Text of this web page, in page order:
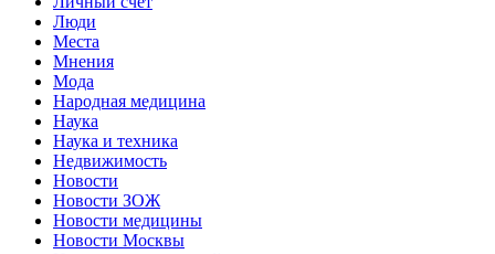
Люди
Места
Мнения
Мода
Народная медицина
Наука
Наука и техника
Недвижимость
Новости
Новости ЗОЖ
Новости медицины
Новости Москвы